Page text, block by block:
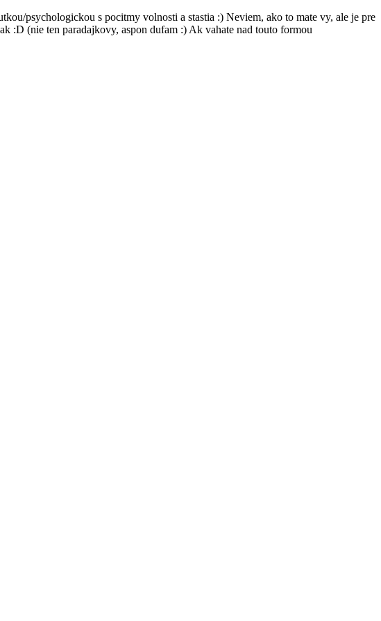
psychologickou s pocitmy volnosti a stastia :) Neviem, ako to mate vy, ale je pre
:D (nie ten paradajkovy, aspon dufam :) Ak vahate nad touto formou